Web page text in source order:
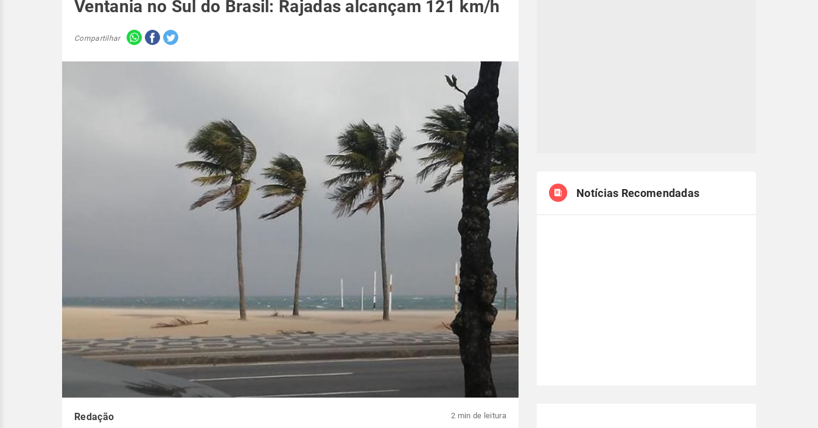
Ventania no Sul do Brasil: Rajadas alcançam 121 km/h
Compartilhar
Redação 2 min de leitura
Notícias Recomendadas